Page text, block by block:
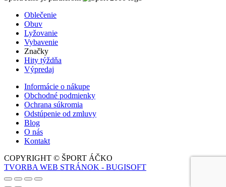
Oblečenie
Obuv
Lyžovanie
Vybavenie
Značky
Hity týždňa
Výpredaj
Informácie o nákupe
Obchodné podmienky
Ochrana súkromia
Odstúpenie od zmluvy
Blog
O nás
Kontakt
COPYRIGHT © ŠPORT ÁČKO
TVORBA WEB STRÁNOK - BUGISOFT